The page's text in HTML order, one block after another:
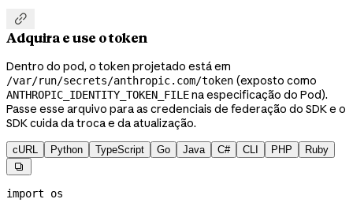

Adquira e use o token
Dentro do pod, o token projetado está em
/var/run/secrets/anthropic.com/token (exposto como
ANTHROPIC_IDENTITY_TOKEN_FILEna especificação do Pod).
Passe esse arquivo para as credenciais de federação do SDK e o
SDK cuida da troca e da atualização.
cURL Python TypeScript Go Java C# CLI PHP Ruby

import os